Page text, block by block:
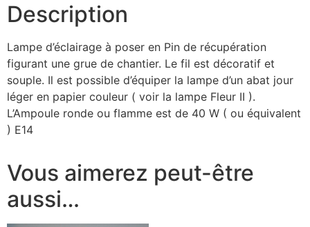
Description
Lampe d’éclairage à poser en Pin de récupération
figurant une grue de chantier. Le fil est décoratif et
souple. Il est possible d’équiper la lampe d’un abat jour
léger en papier couleur ( voir la lampe Fleur II ).
L’Ampoule ronde ou flamme est de 40 W ( ou équivalent
) E14
Vous aimerez peut-être
aussi…